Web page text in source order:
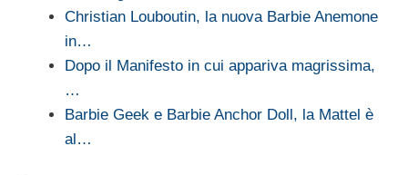
Christian Louboutin, la nuova Barbie Anemone
in…
Dopo il Manifesto in cui appariva magrissima,
…
Barbie Geek e Barbie Anchor Doll, la Mattel è
al…